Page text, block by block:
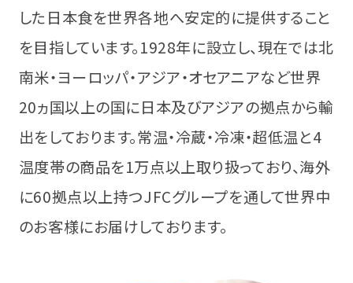
した日本食を世界各地へ安定的に提供すること
を目指しています。1928年に設立し、現在では北
南米・ヨーロッパ・アジア・オセアニアなど世界
20ヵ国以上の国に日本及びアジアの拠点から輸
出をしております。常温・冷蔵・冷凍・超低温と4
温度帯の商品を1万点以上取り扱っており、海外
に60拠点以上持つJFCグループを通して世界中
のお客様にお届けしております。